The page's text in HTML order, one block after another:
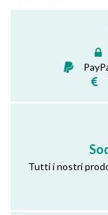
Tutti i nostri